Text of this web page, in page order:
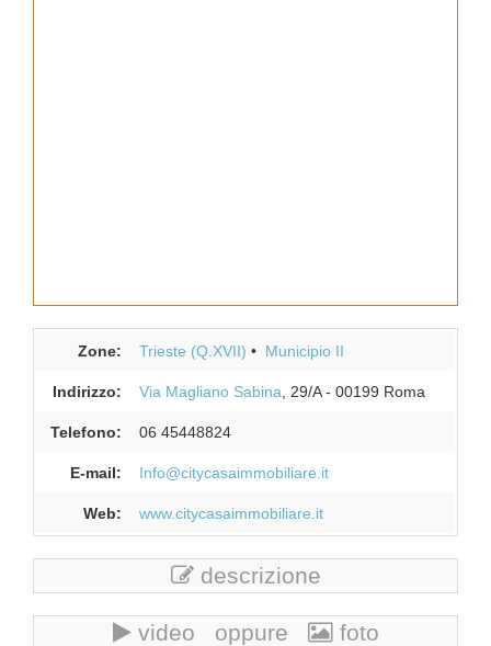
Zone: Trieste (Q.XVII) Municipio II
Indirizzo: Via Magliano Sabina , 29/A- 00199 Roma
Telefono: 06 45448824
E-mail: Info@citycasaimmobiliare.it
Web: www.citycasaimmobiliare.it
descrizione
video oppure foto